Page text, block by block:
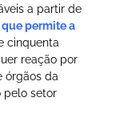
a partir de
permite a
cinquenta
reação por
órgãos da
pelo setor